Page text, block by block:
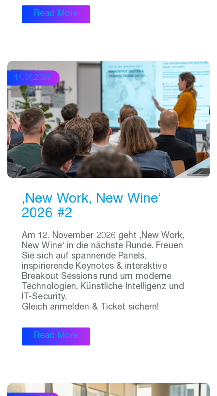
Read More
14.04.2026
‚New Work, New Wine‘
2026 #2
Am 12. November 2026 geht ‚New Work,
New Wine‘ in die nächste Runde. Freuen
Sie sich auf spannende Panels,
inspirierende Keynotes & interaktive
Breakout Sessions rund um moderne
Technologien, Künstliche Intelligenz und
IT-Security.
Gleich anmelden & Ticket sichern!
Read More